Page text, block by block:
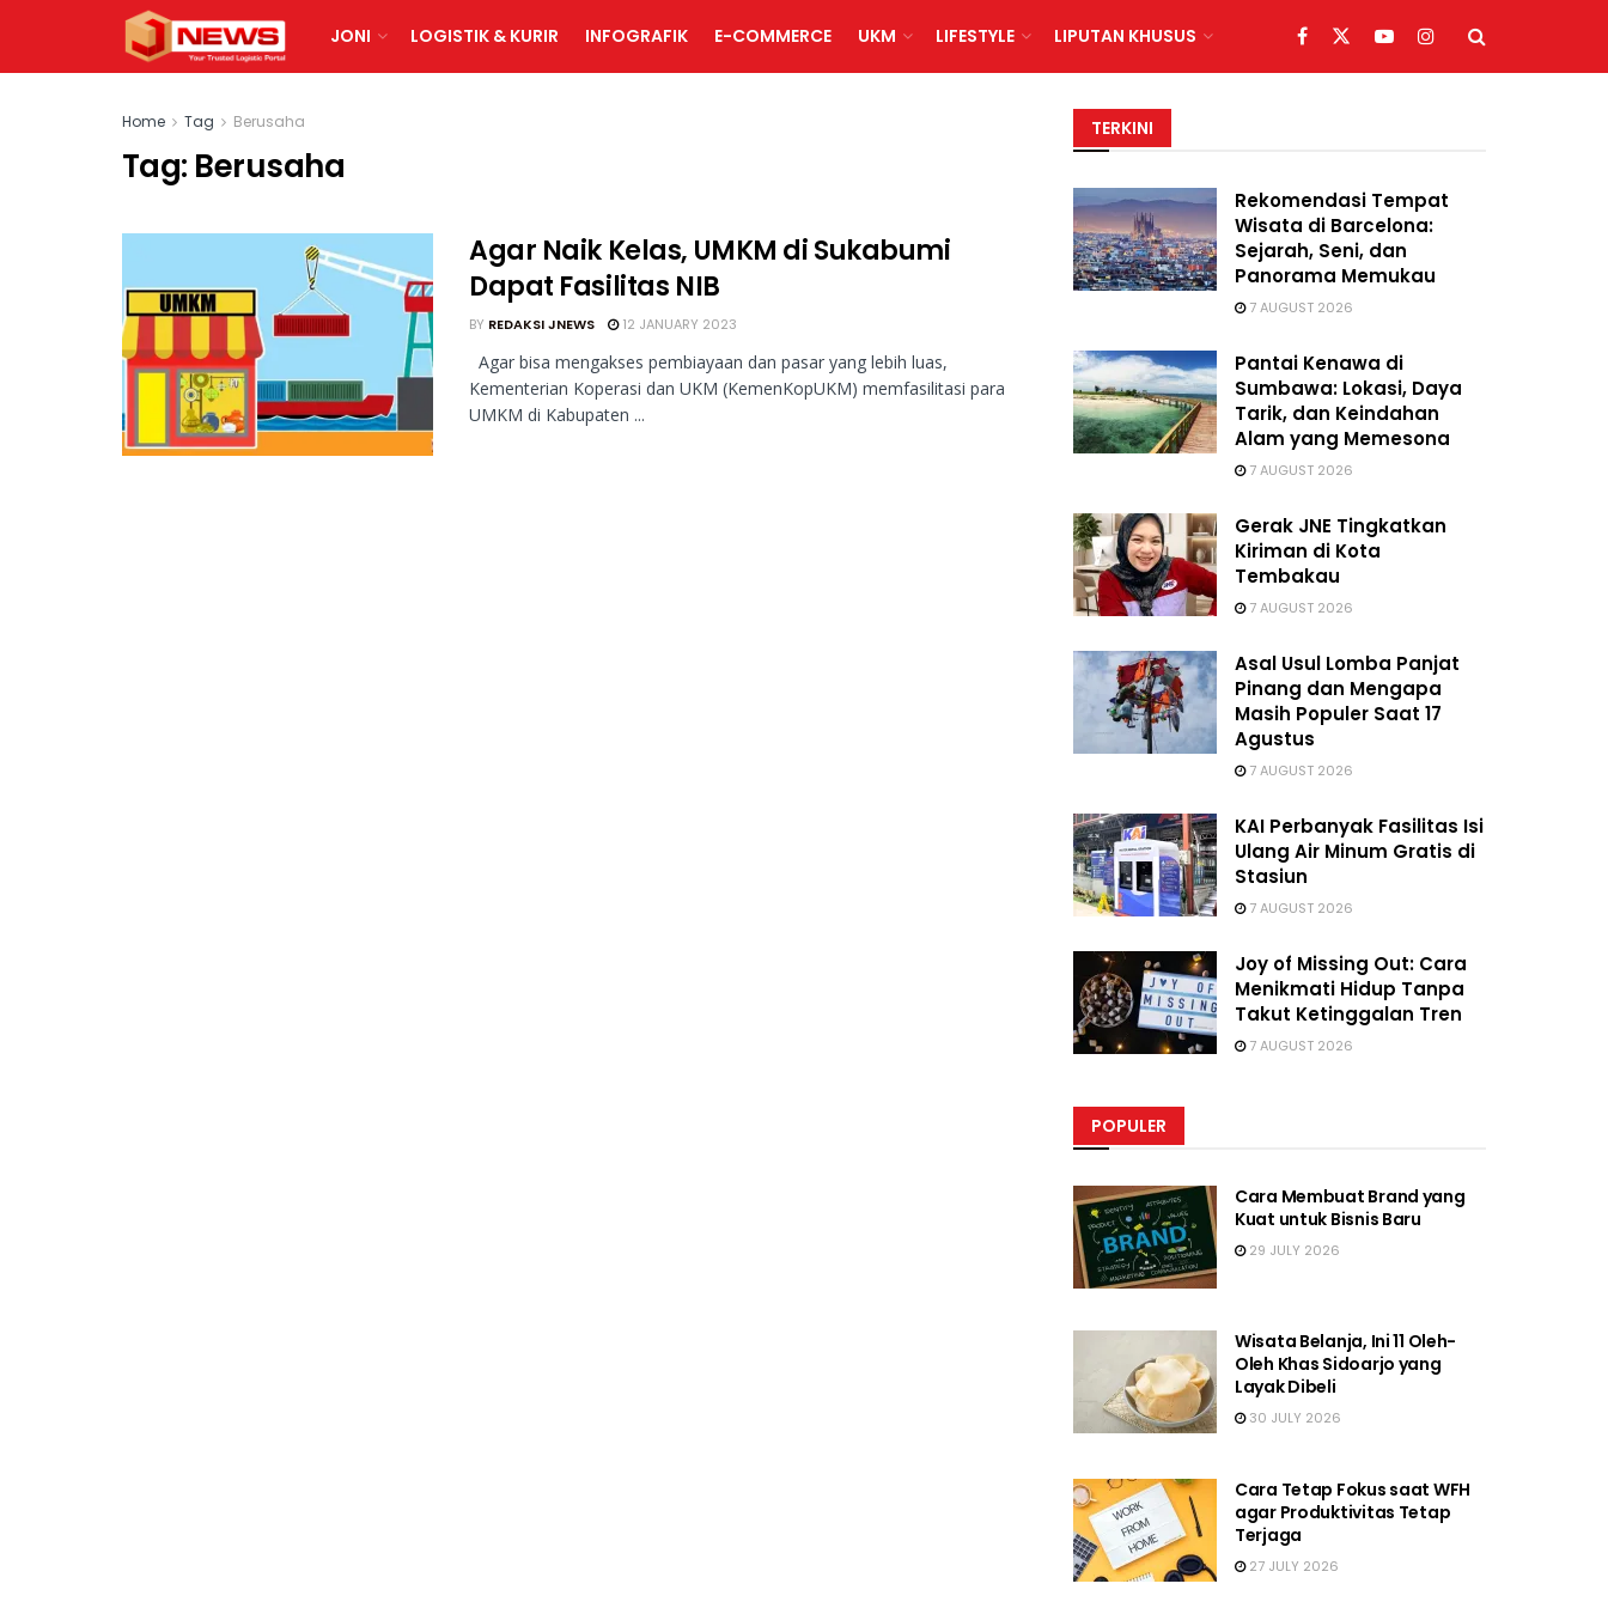
JONI LOGISTIK & KURIR INFOGRAFIK E-COMMERCE UKM LIFESTYLE LIPUTAN KHUSUS
Home Tag Berusaha
Tag: Berusaha
Agar Naik Kelas, UMKM di Sukabumi
Dapat Fasilitas NIB
BY REDAKSI JNEWS 12 JANUARY 2023
Agar bisa mengakses pembiayaan dan pasar yang lebih luas,
Kementerian Koperasi dan UKM (KemenKopUKM) memfasilitasi para
UMKM di Kabupaten ...
TERKINI
Rekomendasi Tempat
Wisata di Barcelona:
Sejarah, Seni, dan
Panorama Memukau
7 AUGUST 2026
Pantai Kenawa di
Sumbawa: Lokasi, Daya
Tarik, dan Keindahan
Alam yang Memesona
7 AUGUST 2026
Gerak JNE Tingkatkan
Kiriman di Kota
Tembakau
7 AUGUST 2026
Asal Usul Lomba Panjat
Pinang dan Mengapa
Masih Populer Saat 17
Agustus
7 AUGUST 2026
KAI Perbanyak Fasilitas Isi
Ulang Air Minum Gratis di
Stasiun
7 AUGUST 2026
Joy of Missing Out: Cara
Menikmati Hidup Tanpa
Takut Ketinggalan Tren
7 AUGUST 2026
POPULER
Cara Membuat Brand yang
Kuat untuk Bisnis Baru
29 JULY 2026
Wisata Belanja, Ini 11 Oleh-
Oleh Khas Sidoarjo yang
Layak Dibeli
30 JULY 2026
Cara Tetap Fokus saat WFH
agar Produktivitas Tetap
Terjaga
27 JULY 2026